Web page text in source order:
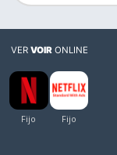
VERVOIR ONLINE